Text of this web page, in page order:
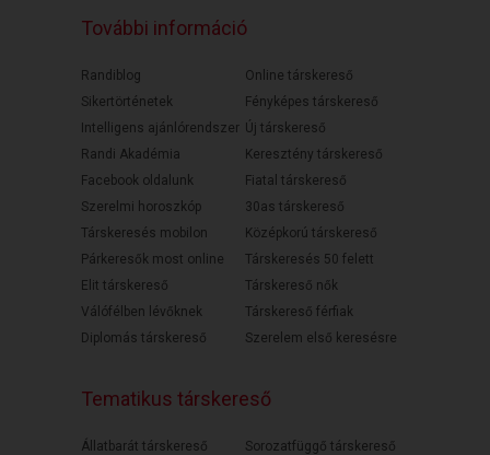
További információ
Randiblog
Sikertörténetek
Intelligens ajánlórendszer
Randi Akadémia
Facebook oldalunk
Szerelmi horoszkóp
Társkeresés mobilon
Párkeresők most online
Elit társkereső
Válófélben lévőknek
Diplomás társkereső
Online társkereső
Fényképes társkereső
Új társkereső
Keresztény társkereső
Fiatal társkereső
30as társkereső
Középkorú társkereső
Társkeresés 50 felett
Társkereső nők
Társkereső férfiak
Szerelem első keresésre
Tematikus társkereső
Állatbarát társkereső
Sorozatfüggő társkereső